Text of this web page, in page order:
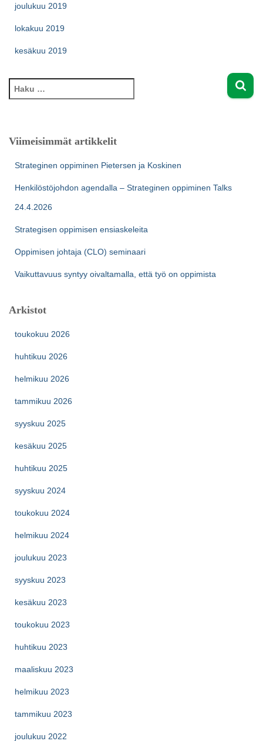
joulukuu 2019
lokakuu 2019
kesäkuu 2019
a
:Viimeisimmät artikkelit
Strateginen oppiminen Pietersen ja Koskinen
Henkilöstöjohdon agendalla – Strateginen oppiminen Talks
24.4.2026
Strategisen oppimisen ensiaskeleita
Oppimisen johtaja (CLO) seminaari
Vaikuttavuus syntyy oivaltamalla, että työ on oppimista
Arkistot
toukokuu 2026
huhtikuu 2026
helmikuu 2026
tammikuu 2026
syyskuu 2025
kesäkuu 2025
huhtikuu 2025
syyskuu 2024
toukokuu 2024
helmikuu 2024
joulukuu 2023
syyskuu 2023
kesäkuu 2023
toukokuu 2023
huhtikuu 2023
maaliskuu 2023
helmikuu 2023
tammikuu 2023
joulukuu 2022